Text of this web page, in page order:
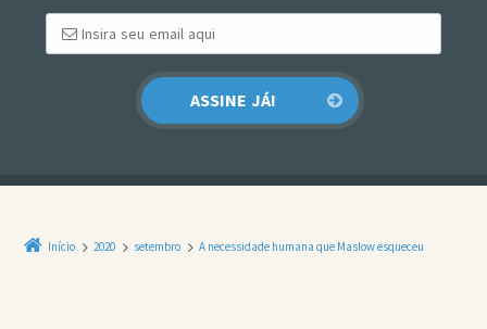
Início 2020 setembro A necessidade humana que Maslow esqueceu